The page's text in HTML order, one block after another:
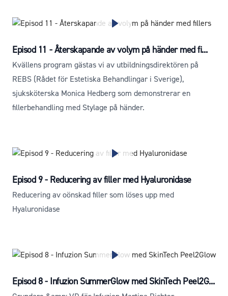
Episod 11 - Återskapande av volym på händer med fi...
Kvällens program gästas vi av utbildningsdirektören på
REBS (Rådet för Estetiska Behandlingar i Sverige),
sjuksköterska Monica Hedberg som demonstrerar en
fillerbehandling med Stylage på händer.
Episod 9 - Reducering av filler med Hyaluronidase
Reducering av oönskad filler som löses upp med
Hyaluronidase
Episod 8 - Infuzion SummerGlow med SkinTech Peel2G...